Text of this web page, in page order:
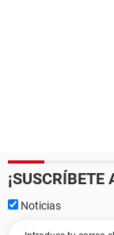
¡SUSCRÍBETE
Noticias